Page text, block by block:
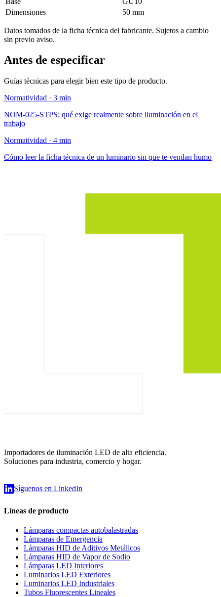
Dimensiones
50 mm
Datos tomados de la ficha técnica del fabricante. Sujetos a cambio
sin previo aviso.
Antes de especificar
Guías técnicas para elegir bien este tipo de producto.
Normatividad · 3 min
NOM-025-STPS: qué exige realmente sobre iluminación en el
trabajo
Normatividad · 4 min
Cómo leer la ficha técnica de un luminario sin que te vendan humo
Importadores de iluminación LED de alta eficiencia.
Soluciones para industria, comercio y hogar.
Síguenos en LinkedIn
Líneas de producto
Lámparas compactas autobalastradas
Lámparas de Emergencia
Lámparas HID de Aditivos Metálicos
Lámparas HID de Vapor de Sodio
Lámparas LED Interiores
Luminarios LED Exteriores
Luminarios LED Industriales
Tubos Fluorescentes Lineales